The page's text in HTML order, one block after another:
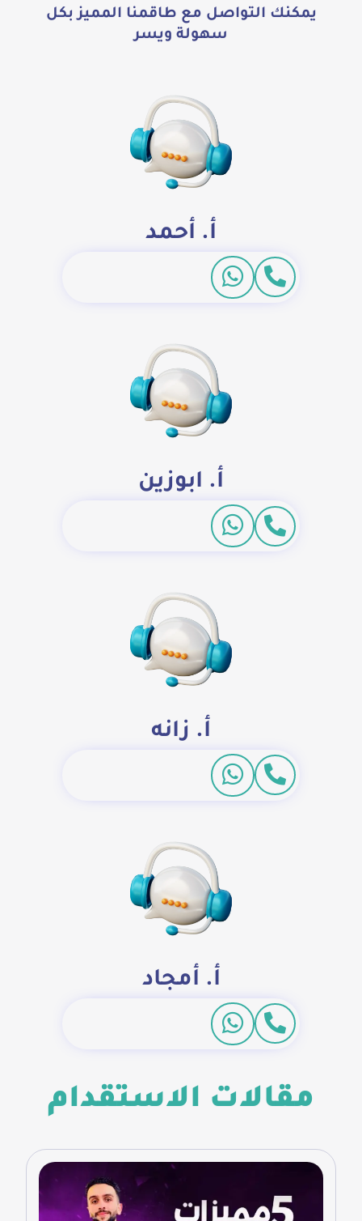
يمكنك التواصل مع طاقمنا المميز بكل
سهولة ويسر
أ. أحمد
أ. ابوزين
أ. زانه
أ. أمجاد
مقالات الاستقدام